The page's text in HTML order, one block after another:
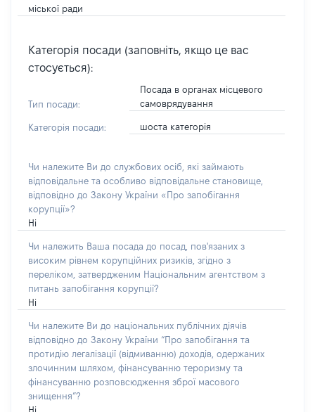
міської ради
Категорія посади (заповніть, якщо це вас
стосується):
Тип посади:
Посада в органах місцевого
самоврядування
Категорія посади: шоста категорія
Чи належите Ви до службових осіб, які займають
відповідальне та особливо відповідальне становище,
відповідно до Закону України «Про запобігання
корупції»?
Ні
Чи належить Ваша посада до посад, пов'язаних з
високим рівнем корупційних ризиків, згідно з
переліком, затвердженим Національним агентством з
питань запобігання корупції?
Ні
Чи належите Ви до національних публічних діячів
відповідно до Закону України “Про запобігання та
протидію легалізації (відмиванню) доходів, одержаних
злочинним шляхом, фінансуванню тероризму та
фінансуванню розповсюдження зброї масового
знищення”?
Ні